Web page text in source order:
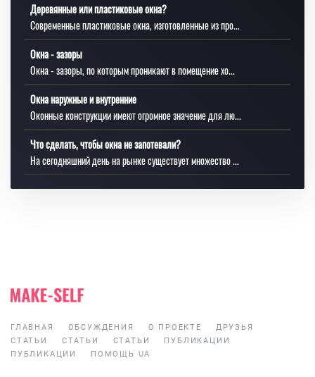
Деревянные или пластиковые окна?
Современные пластиковые окна, изготовленные из про...
Окна - зазоры
Окна - зазоры, по которым проникают в помещение хо...
Окна наружные и внутренние
Оконные конструкции имеют огромное значение для лю...
Что сделать, чтобы окна не запотевали?
На сегодняшний день на рынке существует множество ...
ГЛАВНАЯ ОБСУЖДЕНИЯ О ПРОЕКТЕ
ДРУЗЬЯ
СТАТЬИ
СТАТЬИ СТАТЬИ
ПУБЛИКАЦИИ
ПУБЛИКАЦИИ
ПОМОЩЬ UA